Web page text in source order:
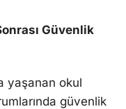
Güvenlik
yaşanan okul
güvenlik